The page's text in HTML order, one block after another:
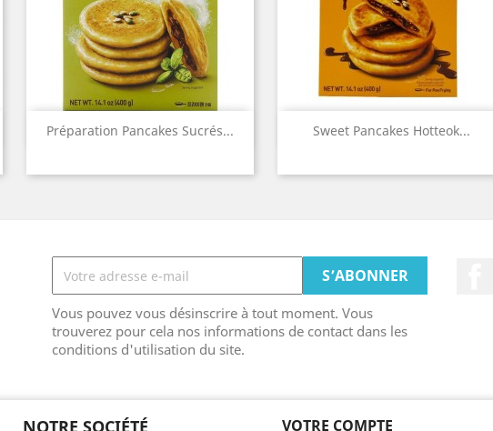
Préparation Pancakes Sucrés...
Aperçu rapide Sweet Pancakes Hotteok...
 Aperçu rapide
Vous pouvez vous désinscrire à tout moment. Vous
trouverez pour cela nos informations de contact dans les
conditions d'utilisation du site.
NOTRE SOCIÉTÉ VOTRE COMPTE